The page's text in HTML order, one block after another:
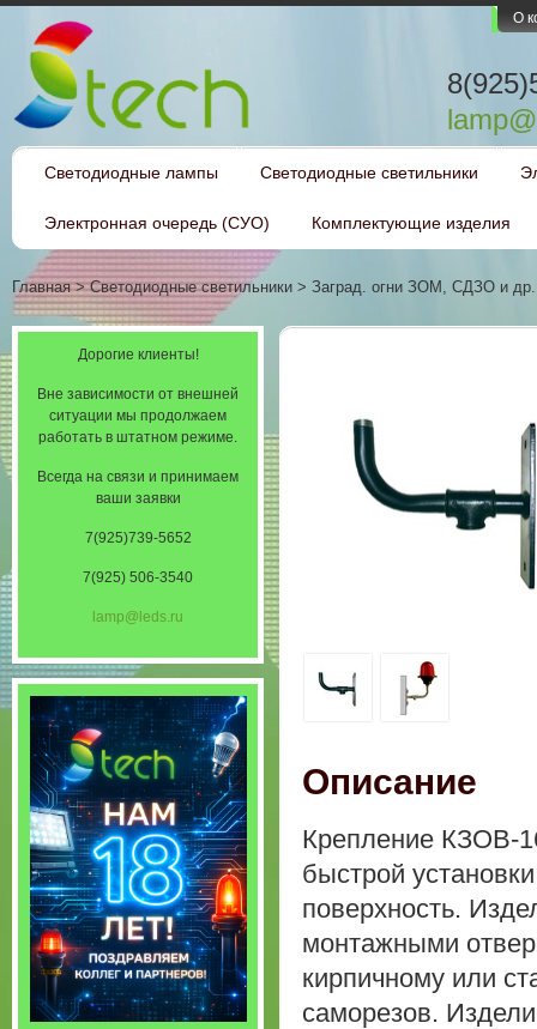
О
Светодиодные лампы Светодиодные светильники
Электронная очередь (СУО) Комплектующие изделия
Главная>Светодиодные светильники > Заград. огни ЗОМ, СДЗО и др.
Описание
Крепление КЗОВ-
быстрой
поверхность.
монтажными
кирпичному или
саморезов.
Дорогие клиенты!
Вне зависимости от внешней
ситуации мы продолжаем
работать в штатном режиме.
Всегда на связи и принимаем
ваши заявки
7(925)739-5652
7(925) 506-3540
lamp@leds.ru